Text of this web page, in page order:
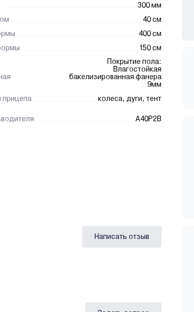
300 мм
40 см
400 см
150 см
Покрытие пола:
Влагостойкая
бакелизированная фанера
9мм
прицепа
колеса, дуги, тент
A40P2B
Написать отзыв